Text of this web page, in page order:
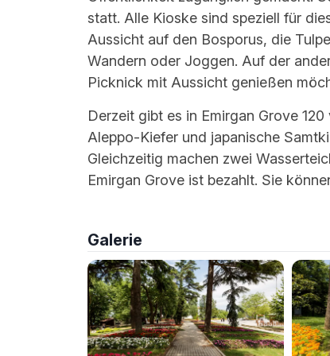
statt. Alle Kioske sind speziell für
Aussicht auf den Bosporus, die
Wandern oder Joggen. Auf der
Picknick mit Aussicht genießen
Derzeit gibt es in Emirgan Grove
Aleppo-Kiefer und japanische
Gleichzeitig machen zwei
Emirgan Grove ist bezahlt. Sie
Galerie